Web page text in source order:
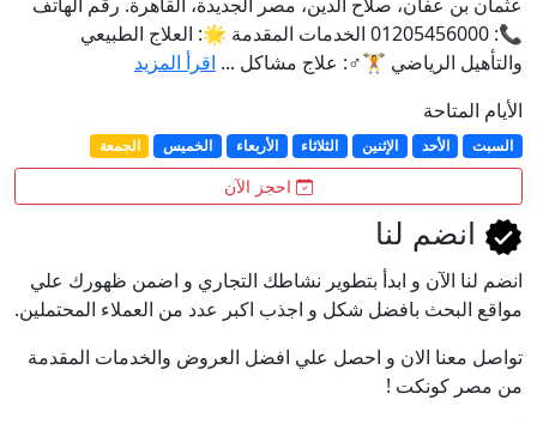
📞: 01205456000 الخدمات المقدمة 🌟: العلاج الطبيعي
والتأهيل الرياضي 🏋️♂️: علاج مشاكل ... اقرأ المزيد
الأيام المتاحة
السبت الأحد الإثنين الثلاثاء الأربعاء الخميس الجمعة
احجز الآن
انضم لنا
انضم لنا اﻵن و ابدأ بتطوير نشاطك التجاري و اضمن ظهورك علي
مواقع البحث بافضل شكل و اجذب اكبر عدد من العملاء المحتملين.
تواصل معنا الان و احصل علي افضل العروض والخدمات المقدمة
من مصر كونكت !